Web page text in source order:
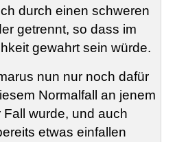
durch einen schweren
getrennt, so dass im
gewahrt sein würde.
nun nur noch dafür
Normalfall an jenem
wurde, und auch
etwas einfallen